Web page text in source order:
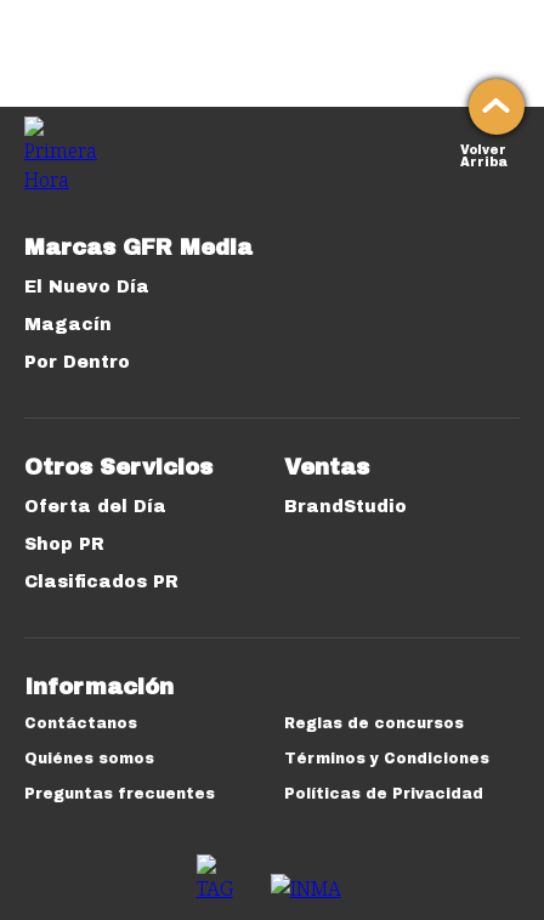
Volver
Arriba
Marcas GFR Media
El Nuevo Día
Magacín
Por Dentro
Otros Servicios
Oferta del Día
Shop PR
Clasificados PR
Ventas
BrandStudio
Información
Contáctanos
Quiénes somos
Preguntas frecuentes
Reglas de concursos
Términos y Condiciones
Políticas de Privacidad